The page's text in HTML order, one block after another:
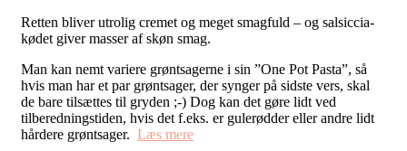
Retten bliver utrolig cremet og meget smagfuld – og salsiccia-
kødet giver masser af skøn smag.
Man kan nemt variere grøntsagerne i sin ”One Pot Pasta”, så
hvis man har et par grøntsager, der synger på sidste vers, skal
de bare tilsættes til gryden ;-) Dog kan det gøre lidt ved
tilberedningstiden, hvis det f.eks. er gulerødder eller andre lidt
hårdere grøntsager. Læs mere